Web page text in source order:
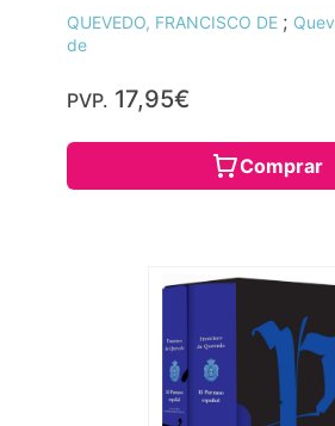
QUEVEDO, FRANCISCO DE ;
de
PVP. 17,95€
Comprar